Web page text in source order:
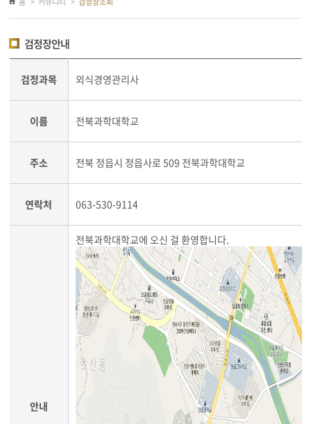
검정장안내
검정과목 외식경영관리사
이름 전북과학대학교
주소 전북 정읍시 정읍사로 509 전북과학대학교
연락처 063-530-9114
안내
전북과학대학교에 오신 걸 환영합니다.